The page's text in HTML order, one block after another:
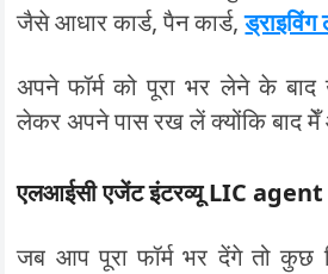
जैसे आधार कार्ड, पैन कार्ड,
अपने फॉर्म को पूरा भर लेने के
लेकर अपने पास रख लें क्योंकि बाद मेँ
एलआईसी एजेंट इंटरव्यू LIC
जब आप पूरा फॉर्म भर देंगे तो कुछ